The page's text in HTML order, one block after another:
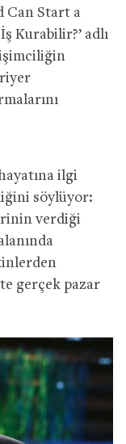
Can Start a
Kurabilir?’ adlı
ilgi
söylüyor:
verdiği
gerçek pazar